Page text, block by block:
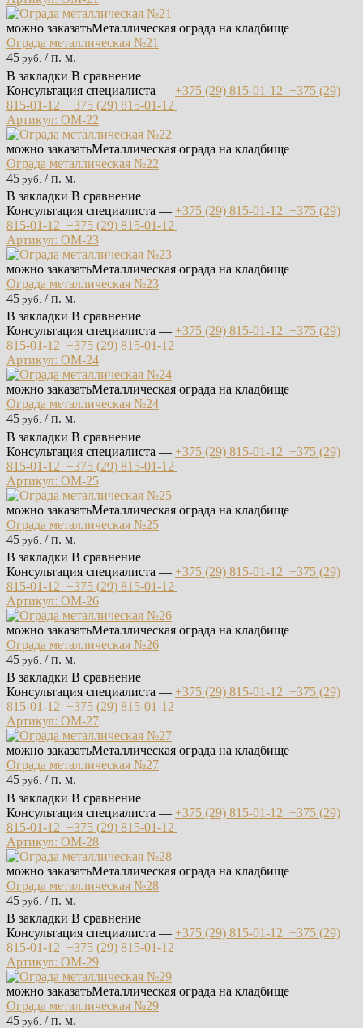
можно заказатьМеталлическая ограда на кладбище
Ограда металлическая №21
45 руб. / п. м.
В закладки В сравнение
Консультация специалиста — +375 (29) 815-01-12 +375 (29)
815-01-12 +375 (29) 815-01-12
Артикул: ОМ-22
можно заказатьМеталлическая ограда на кладбище
Ограда металлическая №22
45 руб. / п. м.
В закладки В сравнение
Консультация специалиста — +375 (29) 815-01-12 +375 (29)
815-01-12 +375 (29) 815-01-12
Артикул: ОМ-23
можно заказатьМеталлическая ограда на кладбище
Ограда металлическая №23
45 руб. / п. м.
В закладки В сравнение
Консультация специалиста — +375 (29) 815-01-12 +375 (29)
815-01-12 +375 (29) 815-01-12
Артикул: ОМ-24
можно заказатьМеталлическая ограда на кладбище
Ограда металлическая №24
45 руб. / п. м.
В закладки В сравнение
Консультация специалиста — +375 (29) 815-01-12 +375 (29)
815-01-12 +375 (29) 815-01-12
Артикул: ОМ-25
можно заказатьМеталлическая ограда на кладбище
Ограда металлическая №25
45 руб. / п. м.
В закладки В сравнение
Консультация специалиста — +375 (29) 815-01-12 +375 (29)
815-01-12 +375 (29) 815-01-12
Артикул: ОМ-26
можно заказатьМеталлическая ограда на кладбище
Ограда металлическая №26
45 руб. / п. м.
В закладки В сравнение
Консультация специалиста — +375 (29) 815-01-12 +375 (29)
815-01-12 +375 (29) 815-01-12
Артикул: ОМ-27
можно заказатьМеталлическая ограда на кладбище
Ограда металлическая №27
45 руб. / п. м.
В закладки В сравнение
Консультация специалиста — +375 (29) 815-01-12 +375 (29)
815-01-12 +375 (29) 815-01-12
Артикул: ОМ-28
можно заказатьМеталлическая ограда на кладбище
Ограда металлическая №28
45 руб. / п. м.
В закладки В сравнение
Консультация специалиста — +375 (29) 815-01-12 +375 (29)
815-01-12 +375 (29) 815-01-12
Артикул: ОМ-29
можно заказатьМеталлическая ограда на кладбище
Ограда металлическая №29
45 руб. / п. м.